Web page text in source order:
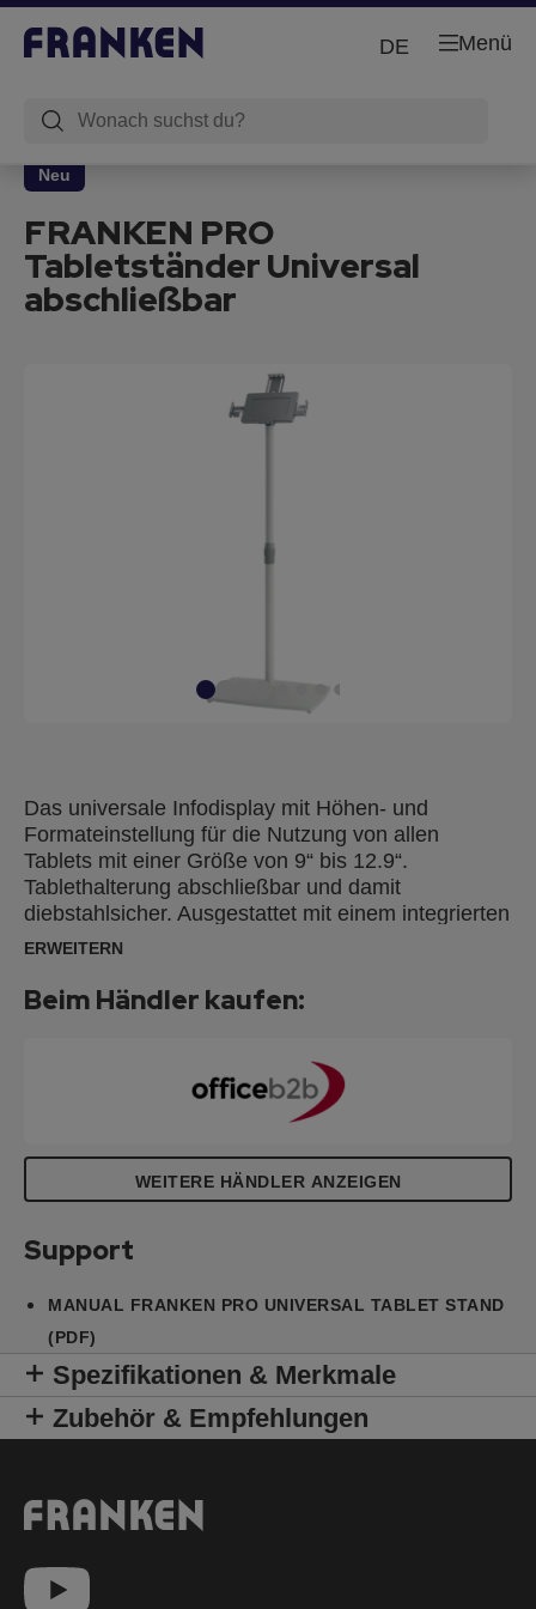
Menü
DE
Neu
FRANKEN PRO
Tabletständer Universal
abschließbar
Das universale Infodisplay mit Höhen- und
Formateinstellung für die Nutzung von allen
Tablets mit einer Größe von 9“ bis 12.9“.
Tablethalterung abschließbar und damit
diebstahlsicher. Ausgestattet mit einem integrierten
Kabelmanagementsystem, mit dem Sie Ihr Tablet
gleichzeitig für Ordnung und Übersichtlichkeit
ERWEITERN
Beim Händler kaufen:
WEITERE HÄNDLER ANZEIGEN
Support
MANUAL FRANKEN PRO UNIVERSAL TABLET STAND
(PDF)
Spezifikationen & Merkmale
Zubehör & Empfehlungen